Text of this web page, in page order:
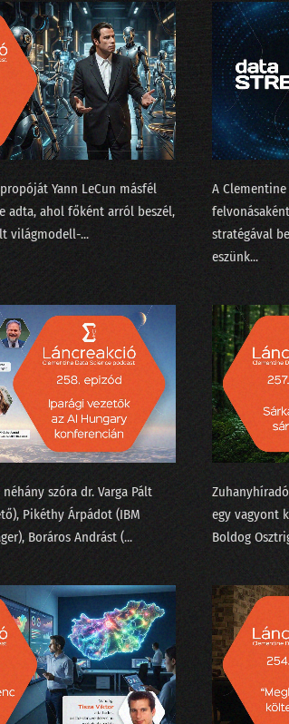
és fifika-verseny az MI világában
a Szingli Unikornis Part felé
sír: EU-s cégek, az amerikai tanárok és a Grok userek
a Pocketet, Gyuri tombol!
a benchmarkok körül forog
az Anthropic alkotmányos költségei
a BusinessFesten téblábol
e a Google MI-hez fordulni bármivel?
e az MI a munkánk után az életünk értelmét is?
2025
érünk rá savazni az LLM-et?
nélkül a fekete doboz is tönremegy
a nagy nyelvi modell okozza majd a klímakatasztrófát?
Harari és a ChatGPT
az emberszabású ChatGPT?
izgalmas az élete
nagyvállalatnak bevezetni az MI-t?
⁠Yann LeCun⁠ másfél
adta, ahol főként arról beszél,
világmodell-...
A
stratégával
eszünk...
szóra ⁠dr. Varga Pál⁠t
Pikéthy Árpád⁠⁠ot (IBM
⁠Boráros András⁠t (...
egy vagyont
Boldog